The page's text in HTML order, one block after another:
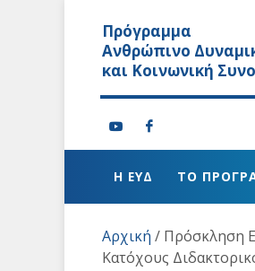
Πρόγραμμα
Ανθρώπινο
και Κοινωνική
Η ΕΥΔ ΤΟ
Αρχική / Πρόσκληση
Κατόχους